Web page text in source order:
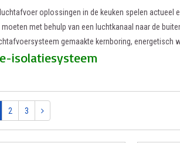
oplossingen in de keuken spelen actueel
met behulp van een luchtkanaal naar de
gemaakte kernboring, energetisch
isolatiesysteem
Met een U waarde van 2,2 W/(m²K)
als component een met isolatieramen
windbelasting vermeden.
2 3